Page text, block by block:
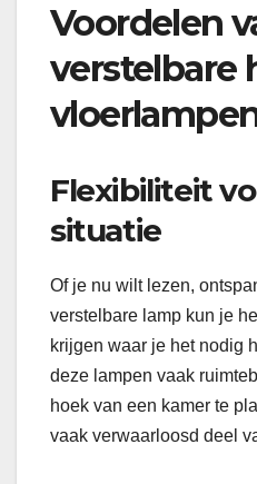
Voordelen
verstelbare
Flexibiliteit
situatie
Of je nu wilt lezen,
verstelbare lamp kun je
krijgen waar je het nodig
deze lampen vaak
hoek van een kamer te
vaak verwaarloosd deel